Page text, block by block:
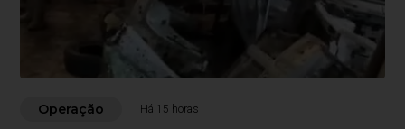
Operação Há 15 horas